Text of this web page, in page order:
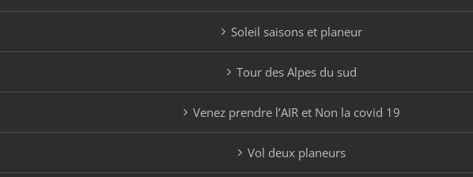
Soleil saisons et planeur
Tour des Alpes du sud
Venez prendre l’AIR et Non la covid 19
Vol deux planeurs